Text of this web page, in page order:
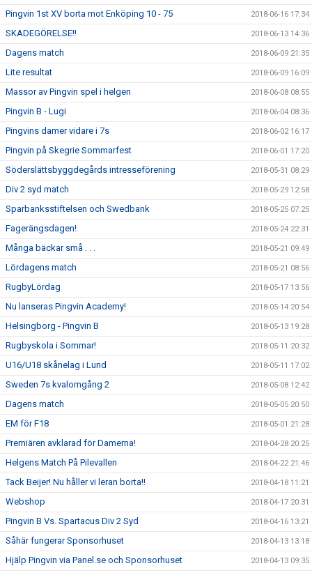
Pingvin 1st XV borta mot Enköping 10 - 75 2018-06-16 17:34
SKADEGÖRELSE!! 2018-06-13 14:36
Dagens match 2018-06-09 21:35
Lite resultat 2018-06-09 16:09
Massor av Pingvin spel i helgen 2018-06-08 08:55
Pingvin B - Lugi 2018-06-04 08:36
Pingvins damer vidare i 7s 2018-06-02 16:17
Pingvin på Skegrie Sommarfest 2018-06-01 17:20
Söderslättsbyggdegårds intresseförening 2018-05-31 08:29
Div 2 syd match 2018-05-29 12:58
Sparbanksstiftelsen och Swedbank 2018-05-25 07:25
Fagerängsdagen! 2018-05-24 22:31
Många bäckar små . . . 2018-05-21 09:49
Lördagens match 2018-05-21 08:56
RugbyLördag 2018-05-17 13:56
Nu lanseras Pingvin Academy! 2018-05-14 20:54
Helsingborg - Pingvin B 2018-05-13 19:28
Rugbyskola i Sommar! 2018-05-11 20:32
U16/U18 skånelag i Lund 2018-05-11 17:02
Sweden 7s kvalomgång 2 2018-05-08 12:42
Dagens match 2018-05-05 20:50
EM för F18 2018-05-01 21:28
Premiären avklarad för Damerna! 2018-04-28 20:25
Helgens Match På Pilevallen 2018-04-22 21:46
Tack Beijer! Nu håller vi leran borta!! 2018-04-18 11:21
Webshop 2018-04-17 20:31
Pingvin B Vs. Spartacus Div 2 Syd 2018-04-16 13:21
Såhär fungerar Sponsorhuset 2018-04-13 13:18
Hjälp Pingvin via Panel.se och Sponsorhuset 2018-04-13 09:35